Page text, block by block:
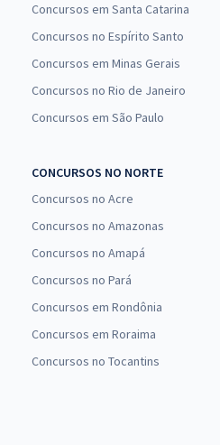
- RS - Oficial Administrativo
à vista
R$33,33
- RS - Professor de Anos Iniciais
à vista
Sul - RS - Professor de Educação
Concursos em Santa Catarina
Concursos no Espírito Santo
Concursos em Minas Gerais
Concursos no Rio de Janeiro
Concursos em São Paulo
CONCURSOS NO NORTE
Concursos no Acre
Concursos no Amazonas
Concursos no Amapá
Concursos no Pará
Concursos em Rondônia
Concursos em Roraima
Concursos no Tocantins